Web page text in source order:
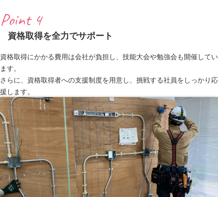
Point 4
資格取得を全力でサポート
資格取得にかかる費用は会社が負担し、技能大会や勉強会も開催してい
ます。
さらに、資格取得者への支援制度を用意し、挑戦する社員をしっかり応
援します。